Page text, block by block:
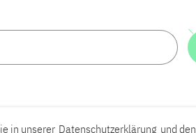
in unserer Datenschutzerklärung und den